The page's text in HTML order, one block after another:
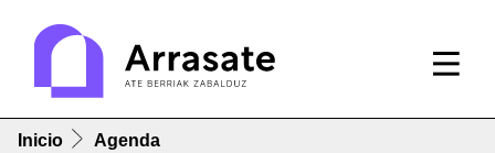
Inicio
Agenda